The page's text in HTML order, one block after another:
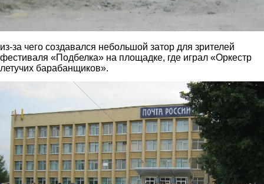
из-за чего создавался небольшой затор для зрителей
фестиваля «Подбелка» на площадке, где играл «Оркестр
летучих барабанщиков».